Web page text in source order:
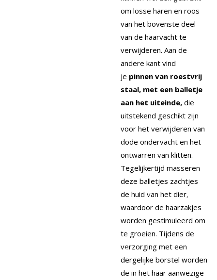
om losse haren en roos
van het bovenste deel
van de haarvacht te
verwijderen. Aan de
andere kant vind
je pinnen van roestvrij
staal, met een balletje
aan het uiteinde, die
uitstekend geschikt zijn
voor het verwijderen van
dode ondervacht en het
ontwarren van klitten.
Tegelijkertijd masseren
deze balletjes zachtjes
de huid van het dier,
waardoor de haarzakjes
worden gestimuleerd om
te groeien. Tijdens de
verzorging met een
dergelijke borstel worden
de in het haar aanwezige